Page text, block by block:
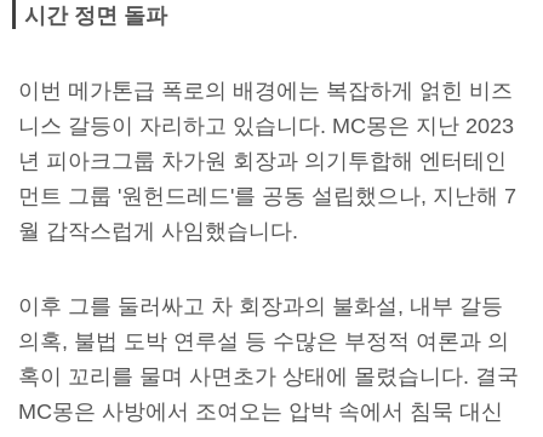
시간 정면 돌파
이번 메가톤급 폭로의 배경에는 복잡하게 얽힌 비즈
니스 갈등이 자리하고 있습니다. MC몽은 지난 2023
년 피아크그룹 차가원 회장과 의기투합해 엔터테인
먼트 그룹 '원헌드레드'를 공동 설립했으나, 지난해 7
월 갑작스럽게 사임했습니다.
이후 그를 둘러싸고 차 회장과의 불화설, 내부 갈등
의혹, 불법 도박 연루설 등 수많은 부정적 여론과 의
혹이 꼬리를 물며 사면초가 상태에 몰렸습니다. 결국
MC몽은 사방에서 조여오는 압박 속에서 침묵 대신